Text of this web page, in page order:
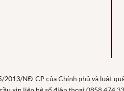
2013/NĐ-CP của Chính phủ và luật